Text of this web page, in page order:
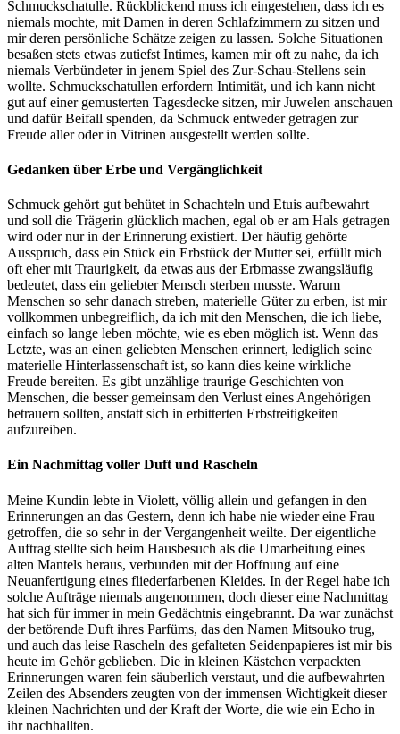
Schmuckschatulle. Rückblickend muss ich eingestehen, dass ich es
niemals mochte, mit Damen in deren Schlafzimmern zu sitzen und
mir deren persönliche Schätze zeigen zu lassen. Solche Situationen
besaßen stets etwas zutiefst Intimes, kamen mir oft zu nahe, da ich
niemals Verbündeter in jenem Spiel des Zur-Schau-Stellens sein
wollte. Schmuckschatullen erfordern Intimität, und ich kann nicht
gut auf einer gemusterten Tagesdecke sitzen, mir Juwelen anschauen
und dafür Beifall spenden, da Schmuck entweder getragen zur
Freude aller oder in Vitrinen ausgestellt werden sollte.
Gedanken über Erbe und Vergänglichkeit
Schmuck gehört gut behütet in Schachteln und Etuis aufbewahrt
und soll die Trägerin glücklich machen, egal ob er am Hals getragen
wird oder nur in der Erinnerung existiert. Der häufig gehörte
Ausspruch, dass ein Stück ein Erbstück der Mutter sei, erfüllt mich
oft eher mit Traurigkeit, da etwas aus der Erbmasse zwangsläufig
bedeutet, dass ein geliebter Mensch sterben musste. Warum
Menschen so sehr danach streben, materielle Güter zu erben, ist mir
vollkommen unbegreiflich, da ich mit den Menschen, die ich liebe,
einfach so lange leben möchte, wie es eben möglich ist. Wenn das
Letzte, was an einen geliebten Menschen erinnert, lediglich seine
materielle Hinterlassenschaft ist, so kann dies keine wirkliche
Freude bereiten. Es gibt unzählige traurige Geschichten von
Menschen, die besser gemeinsam den Verlust eines Angehörigen
betrauern sollten, anstatt sich in erbitterten Erbstreitigkeiten
aufzureiben.
Ein Nachmittag voller Duft und Rascheln
Meine Kundin lebte in Violett, völlig allein und gefangen in den
Erinnerungen an das Gestern, denn ich habe nie wieder eine Frau
getroffen, die so sehr in der Vergangenheit weilte. Der eigentliche
Auftrag stellte sich beim Hausbesuch als die Umarbeitung eines
alten Mantels heraus, verbunden mit der Hoffnung auf eine
Neuanfertigung eines fliederfarbenen Kleides. In der Regel habe ich
solche Aufträge niemals angenommen, doch dieser eine Nachmittag
hat sich für immer in mein Gedächtnis eingebrannt. Da war zunächst
der betörende Duft ihres Parfüms, das den Namen Mitsouko trug,
und auch das leise Rascheln des gefalteten Seidenpapieres ist mir bis
heute im Gehör geblieben. Die in kleinen Kästchen verpackten
Erinnerungen waren fein säuberlich verstaut, und die aufbewahrten
Zeilen des Absenders zeugten von der immensen Wichtigkeit dieser
kleinen Nachrichten und der Kraft der Worte, die wie ein Echo in
ihr nachhallten.